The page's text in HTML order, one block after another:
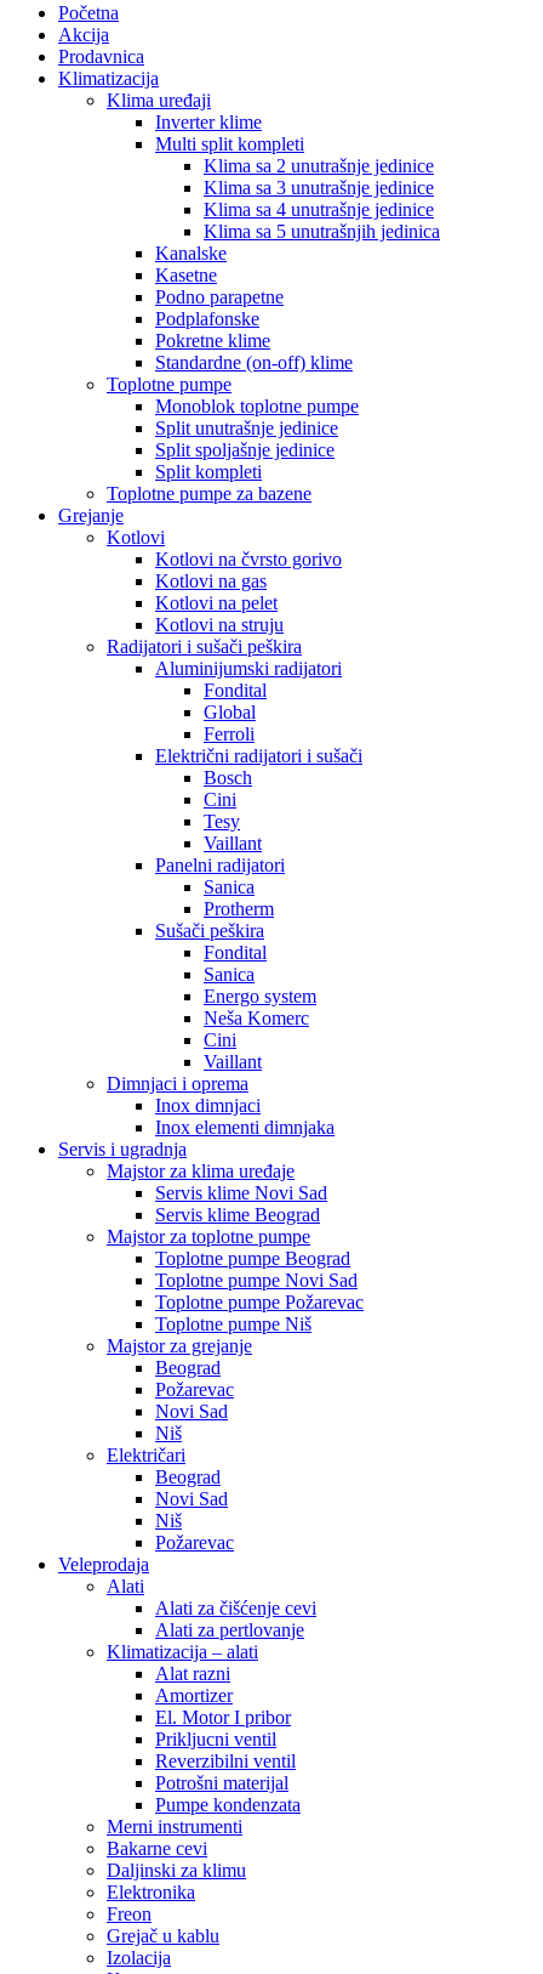
Početna
Akcija
Prodavnica
Klimatizacija
Klima uređaji
Inverter klime
Multi split kompleti
Klima sa 2 unutrašnje jedinice
Klima sa 3 unutrašnje jedinice
Klima sa 4 unutrašnje jedinice
Klima sa 5 unutrašnjih jedinica
Kanalske
Kasetne
Podno parapetne
Podplafonske
Pokretne klime
Standardne (on-off) klime
Toplotne pumpe
Monoblok toplotne pumpe
Split unutrašnje jedinice
Split spoljašnje jedinice
Split kompleti
Toplotne pumpe za bazene
Grejanje
Kotlovi
Kotlovi na čvrsto gorivo
Kotlovi na gas
Kotlovi na pelet
Kotlovi na struju
Radijatori i sušači peškira
Aluminijumski radijatori
Fondital
Global
Ferroli
Električni radijatori i sušači
Bosch
Cini
Tesy
Vaillant
Panelni radijatori
Sanica
Protherm
Sušači peškira
Fondital
Sanica
Energo system
Neša Komerc
Cini
Vaillant
Dimnjaci i oprema
Inox dimnjaci
Inox elementi dimnjaka
Servis i ugradnja
Majstor za klima uređaje
Servis klime Novi Sad
Servis klime Beograd
Majstor za toplotne pumpe
Toplotne pumpe Beograd
Toplotne pumpe Novi Sad
Toplotne pumpe Požarevac
Toplotne pumpe Niš
Majstor za grejanje
Beograd
Požarevac
Novi Sad
Niš
Električari
Beograd
Novi Sad
Niš
Požarevac
Veleprodaja
Alati
Alati za čišćenje cevi
Alati za pertlovanje
Klimatizacija – alati
Alat razni
Amortizer
El. Motor I pribor
Prikljucni ventil
Reverzibilni ventil
Potrošni materijal
Pumpe kondenzata
Merni instrumenti
Bakarne cevi
Daljinski za klimu
Elektronika
Freon
Grejač u kablu
Izolacija